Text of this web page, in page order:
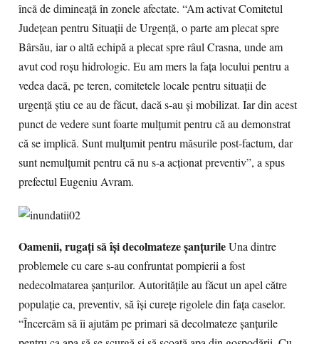
încă de dimineață în zonele afectate. “Am activat Comitetul
Judeţean pentru Situaţii de Urgenţă, o parte am plecat spre
Bârsău, iar o altă echipă a plecat spre râul Crasna, unde am
avut cod roşu hidrologic. Eu am mers la faţa locului pentru a
vedea dacă, pe teren, comitetele locale pentru situaţii de
urgenţă ştiu ce au de făcut, dacă s-au şi mobilizat. Iar din acest
punct de vedere sunt foarte mulţumit pentru că au demonstrat
că se implică. Sunt mulţumit pentru măsurile post-factum, dar
sunt nemulţumit pentru că nu s-a acţionat preventiv”, a spus
prefectul Eugeniu Avram.
Oamenii, rugaţi să îşi decolmateze şanţurileUna dintre
problemele cu care s-au confruntat pompierii a fost
nedecolmatarea șanțurilor. Autoritățile au făcut un apel către
populație ca, preventiv, să își curețe rigolele din fața caselor.
“Încercăm să îi ajutăm pe primari să decolmateze şanţurile